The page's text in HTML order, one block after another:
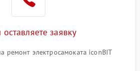
заявку
ремонт электросамоката iconBIT